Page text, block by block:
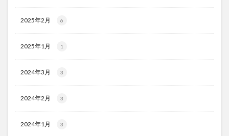
2025年2月 6
2025年1月 1
2024年3月 3
2024年2月 3
2024年1月 3